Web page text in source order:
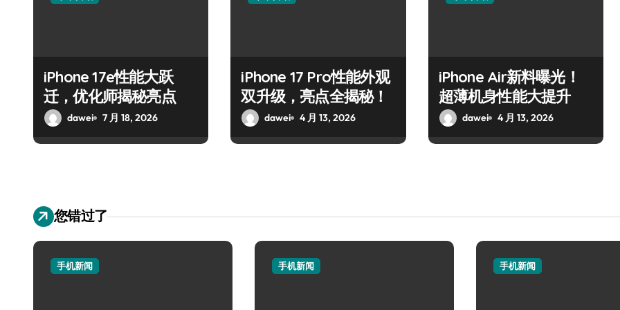
iPhone 17e性能大跃
迁，优化师揭秘亮点
dawei 7 月 18, 2026
iPhone 17 Pro性能外观
双升级，亮点全揭秘！
dawei 4 月 13, 2026
iPhone Air新料曝光！
超薄机身性能大提升
dawei 4 月 13, 2026
您错过了
手机新闻 手机新闻 手机新闻